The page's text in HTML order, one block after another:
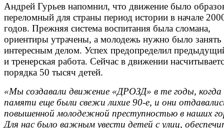
Андрей Гурьев напомнил, что движение было
переломный для страны период истории в начале
годов. Прежняя система воспитания была сломана,
ориентиры утрачены, а молодежь нужно было занять
интересным делом. Успех предопределил
и тренерская работа. Сейчас в движении
порядка 50 тысяч детей.
«Мы создавали движение «ДРОЗД» в те годы, когда
памяти еще были свежи лихие 90-е, и они
повышенной молодежной преступностью в наших
Для нас было важным увести детей с улиц,